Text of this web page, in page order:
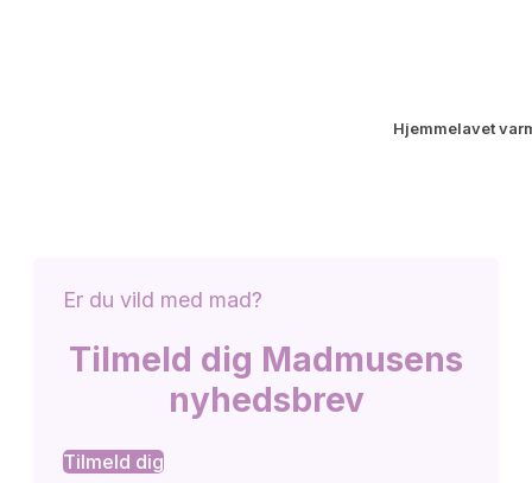
Hjemmelavet
Er du vild med mad?
Tilmeld dig Madmusens
nyhedsbrev
Tilmeld dig